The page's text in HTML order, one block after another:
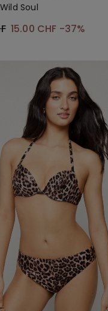
Soul
15.00 CHF -37%